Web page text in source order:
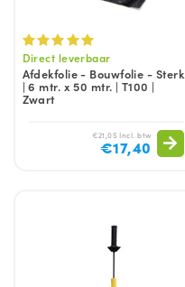
Direct leverbaar
Afdekfolie - Bouwfolie - Sterk
| 6 mtr. x 50 mtr. | T100 |
Zwart
€21,05 Incl. btw
€17,40